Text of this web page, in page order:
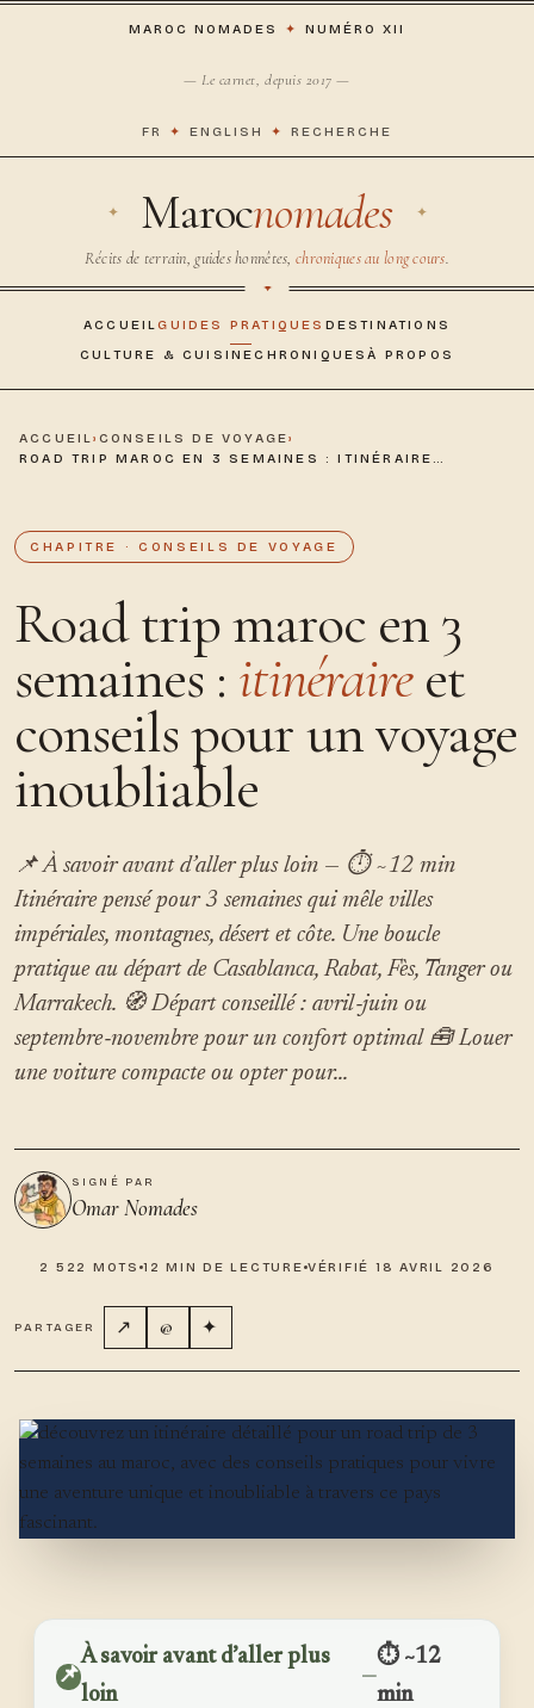
MAROC NOMADES ✦ NUMÉRO XII
— Le carnet, depuis 2017 —
FR ✦ ENGLISH ✦ RECHERCHE
Marocnomades
Récits de terrain, guides honnêtes,chroniques au long cours.
ACCUEILGUIDES PRATIQUES DESTINATIONS
CULTURE & CUISINECHRONIQUESÀ PROPOS
ACCUEIL› CONSEILS DE VOYAGE›
ROAD TRIP MAROC EN 3 SEMAINES : ITINÉRAIRE…
CHAPITRE · CONSEILS DE VOYAGE
Road trip maroc en 3
semaines : itinéraireet
conseils pour un voyage
inoubliable
📌 À savoir avant d’aller plus loin — ⏱ ~12 min
Itinéraire pensé pour 3 semaines qui mêle villes
impériales, montagnes, désert et côte. Une boucle
pratique au départ de Casablanca, Rabat, Fès, Tanger ou
Marrakech. 🧭 Départ conseillé : avril‑juin ou
septembre‑novembre pour un confort optimal 🧰 Louer
une voiture compacte ou opter pour...
SIGNÉ PAR
Omar Nomades
2 522 MOTS 12 MIN DE LECTURE VÉRIFIÉ 18 AVRIL 2026
PARTAGER ↗ @ ✦
📌
À savoir avant d’aller plus
loin
—
⏱ ~12
min